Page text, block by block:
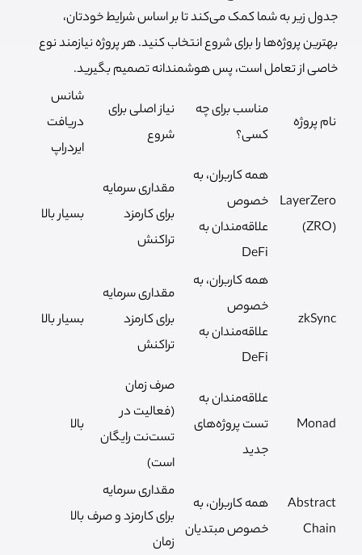
جدول زیر به شما کمک می‌کند تا بر اساس شرایط خودتان،
بهترین پروژه‌ها را برای شروع انتخاب کنید. هر پروژه نیازمند نوع
خاصی از تعامل است، پس هوشمندانه تصمیم بگیرید.
نام پروژه
مناسب برای چه
کسی؟
نیاز اصلی برای
شروع
شانس
دریافت
ایردراپ
LayerZero
(ZRO)
همه کاربران، به
خصوص
علاقه‌مندان به
DeFi
مقداری سرمایه
برای کارمزد
تراکنش
بسیار بالا
zkSync
همه کاربران، به
خصوص
علاقه‌مندان به
DeFi
مقداری سرمایه
برای کارمزد
تراکنش
بسیار بالا
Monad
علاقه‌مندان به
تست پروژه‌های
جدید
صرف زمان
(فعالیت در
تست‌نت رایگان
است)
بالا
Abstract
Chain
همه کاربران، به
خصوص مبتدیان
مقداری سرمایه
برای کارمزد و صرف
زمان
بالا